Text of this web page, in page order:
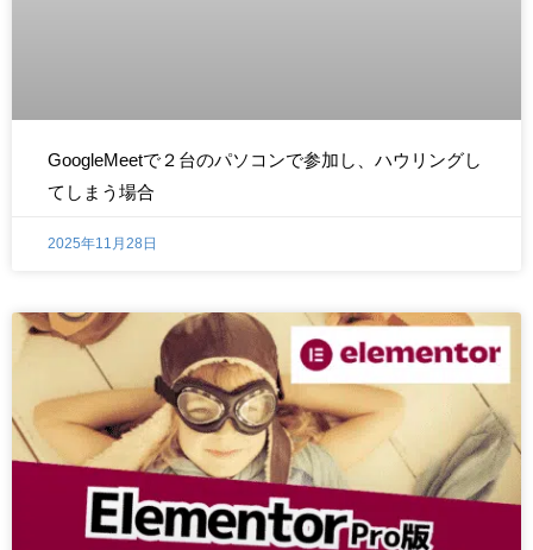
GoogleMeetで２台のパソコンで参加し、ハウリングし
てしまう場合
2025年11月28日